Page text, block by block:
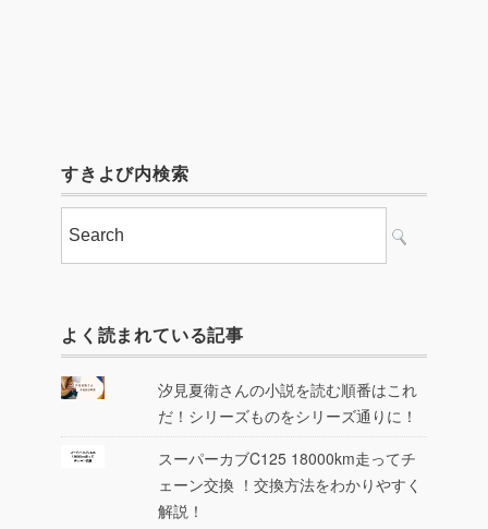
すきよび内検索
よく読まれている記事
汐見夏衛さんの小説を読む順番はこれ
だ！シリーズものをシリーズ通りに！
スーパーカブC125 18000km走ってチ
ェーン交換 ！交換方法をわかりやすく
解説！